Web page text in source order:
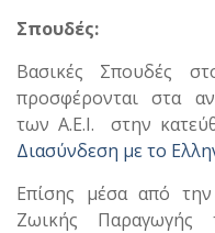
Σπουδές:
Βασικές Σπουδές
προσφέρονται στα
των Α.Ε.Ι. στην
Διασύνδεση με το
Επίσης μέσα από την
Ζωικής Παραγωγής